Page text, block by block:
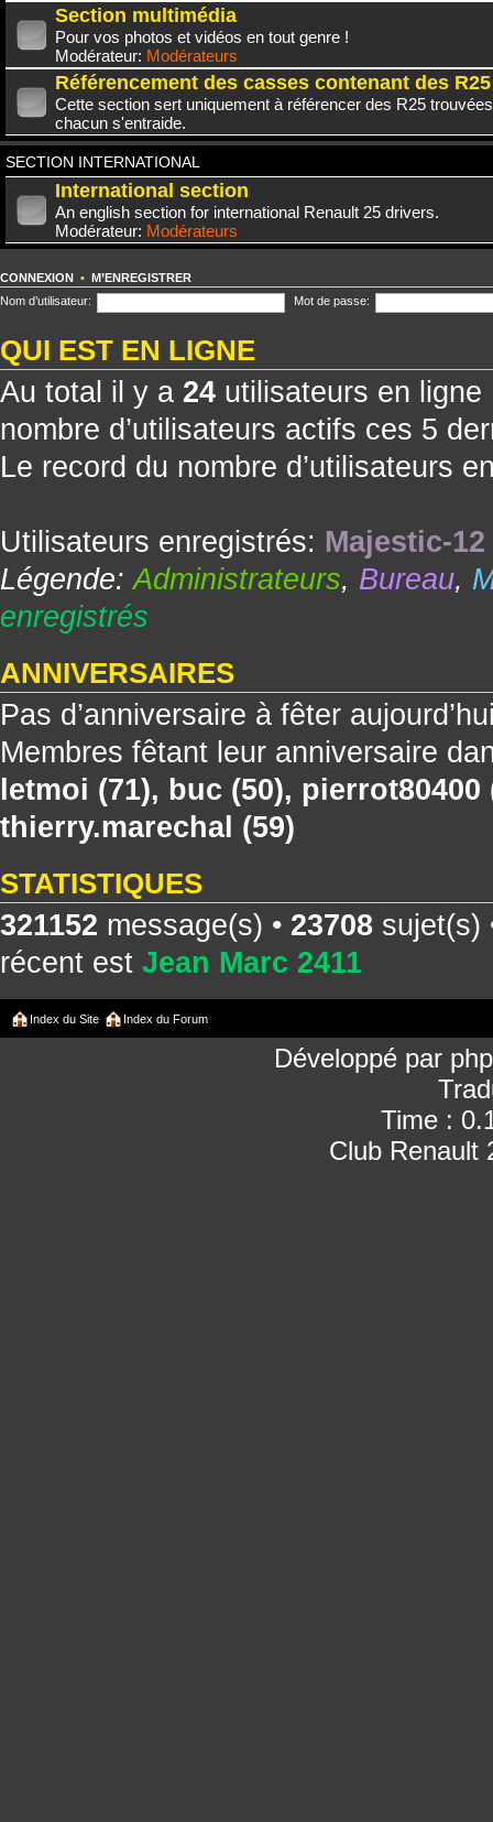
Section multimédia
Pour vos photos et vidéos en tout genre !
Modérateur: Modérateurs
Référencement des casses contenant des R25
Cette section sert uniquement à référencer des R25
chacun s'entraide.
SECTION INTERNATIONAL
International section
An english section for international Renault 25 drivers.
Modérateur: Modérateurs
CONNEXION • M’ENREGISTRER
Nom d’utilisateur:
Mot de passe:
QUI EST EN LIGNE
Au total il y a 24 utilisateurs en
nombre d’utilisateurs actifs ces 5
Le record du nombre d’utilisateurs
Utilisateurs enregistrés: Majestic-
Légende:Administrateurs, Bureau,
enregistrés
ANNIVERSAIRES
Pas d’anniversaire à fêter
Membres fêtant leur anniversaire
letmoi (71), buc (50), pierrot80400
thierry.marechal (59)
STATISTIQUES
321152 message(s) • 23708 sujet(s)
récent est Jean Marc 2411
Index du Site Index du Forum
Développé par
Time :
Club Renault